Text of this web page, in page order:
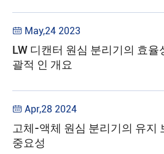
 May,24 2023
LW 디캔터 원심 분리기의 효율
괄적 인 개요
 Apr,28 2024
고체-액체 원심 분리기의 유지
중요성